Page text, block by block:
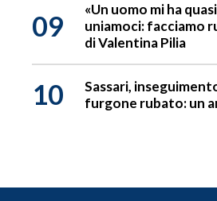
09
«Un uomo mi ha
uniamoci: facciamo
di Valentina Pilia
10
Sassari,
furgone rubato: un